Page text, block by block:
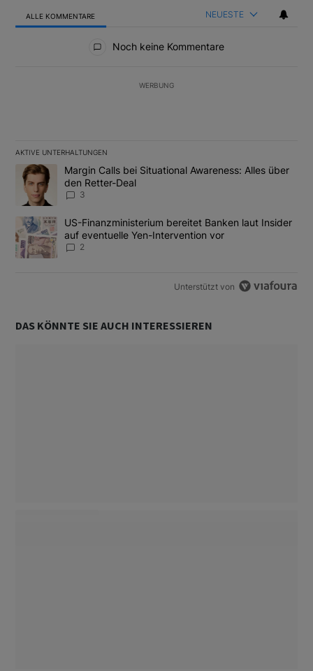
ALLE KOMMENTARE NEUESTE
Noch keine Kommentare
WERBUNG
AKTIVE UNTERHALTUNGEN
Das Folgende ist eine Liste der am meisten kommentierten
Ein Trendartikel mit dem Titel "Margin Calls bei Situational
Margin Calls bei Situational Awareness: Alles über
den Retter-Deal
3
Ein Trendartikel mit dem Titel "US-Finanzministerium bereitet
US-Finanzministerium bereitet Banken laut Insider
auf eventuelle Yen-Intervention vor
2
Unterstützt von
DAS KÖNNTE SIE AUCH INTERESSIEREN